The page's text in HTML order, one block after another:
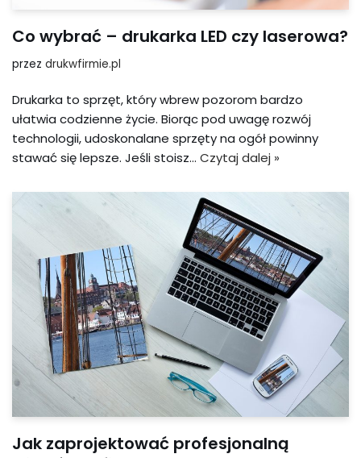
Co wybrać – drukarka LED czy laserowa?
przez drukwfirmie.pl
Drukarka to sprzęt, który wbrew pozorom bardzo
ułatwia codzienne życie. Biorąc pod uwagę rozwój
technologii, udoskonalane sprzęty na ogół powinny
stawać się lepsze. Jeśli stoisz… Czytaj dalej »
Jak zaprojektować profesjonalną